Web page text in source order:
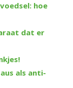
hoe
dat er
als anti-